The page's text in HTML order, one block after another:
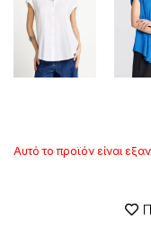
Αυτό το προϊόν είναι